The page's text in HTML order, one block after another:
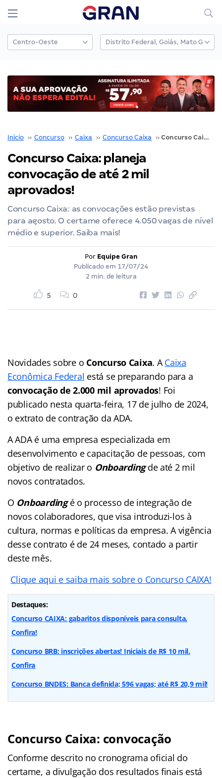
Início ›› Concurso ›› Caixa ›› Concurso Caixa ›› Concurso Caixa: planeja convocação de até 2 mil aprovados!
Concurso Caixa: planeja
convocação de até 2 mil
aprovados!
Concurso Caixa: as convocações estão previstas
para agosto. O certame oferece 4.050 vagas de nível
médio e superior. Saiba mais!
Por Equipe Gran
Publicado em 17/07/24
2 min. de leitura
5 0
Novidades sobre o Concurso Caixa. ACaixa
Econômica Federal está se preparando para a
convocação de 2.000 mil aprovados! Foi
publicado nesta quarta-feira, 17 de julho de 2024,
o extrato de contração da ADA.
A ADA é uma empresa especializada em
desenvolvimento e capacitação de pessoas, com
objetivo de realizar o Onboardingde até 2 mil
novos contratados.
O Onboardingé o processo de integração de
novos colaboradores, que visa introduzi-los à
cultura, normas e políticas da empresa. A vigência
desse contrato é de 24 meses, contado a partir
deste mês.
Clique aqui e saiba mais sobre o Concurso CAIXA!
Destaques:
Concurso CAIXA: gabaritos disponíveis para consulta.
Confira!
Concurso BRB: inscrições abertas! Iniciais de R$ 10 mil.
Confira
Concurso BNDES: Banca definida; 596 vagas; até R$ 20,9 mil!
Concurso Caixa: convocação
Conforme descrito no cronograma oficial do
certame, a divulgação dos resultados finais está